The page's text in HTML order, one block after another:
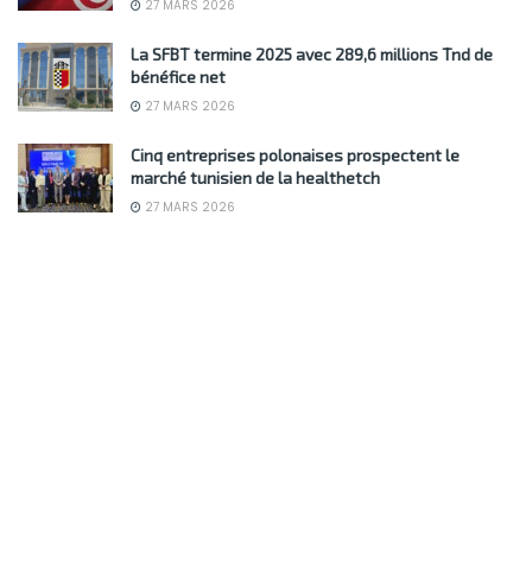
27 MARS 2026
La SFBT termine 2025 avec 289,6 millions Tnd de
bénéfice net
27 MARS 2026
Cinq entreprises polonaises prospectent le
marché tunisien de la healthetch
27 MARS 2026